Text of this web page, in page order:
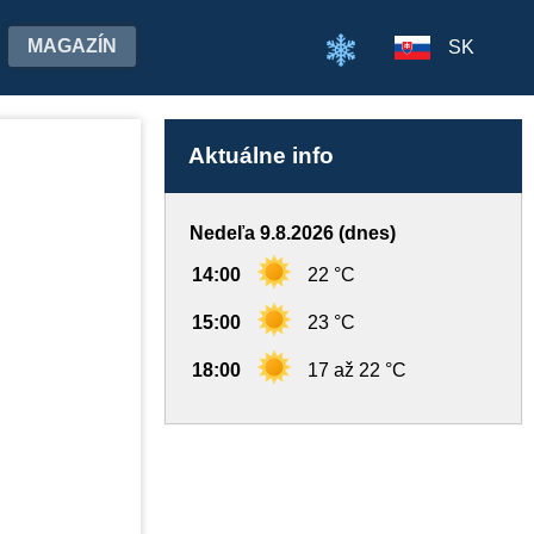
MAGAZÍN SK
Aktuálne info
Nedeľa 9.8.2026 (dnes)
14:00 22 °C
15:00 23 °C
18:00 17 až 22 °C